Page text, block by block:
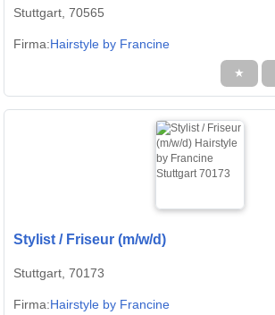
Stuttgart, 70565
Firma:Hairstyle by Francine
★
Stylist / Friseur (m/w/d)
Stuttgart, 70173
Firma:Hairstyle by Francine